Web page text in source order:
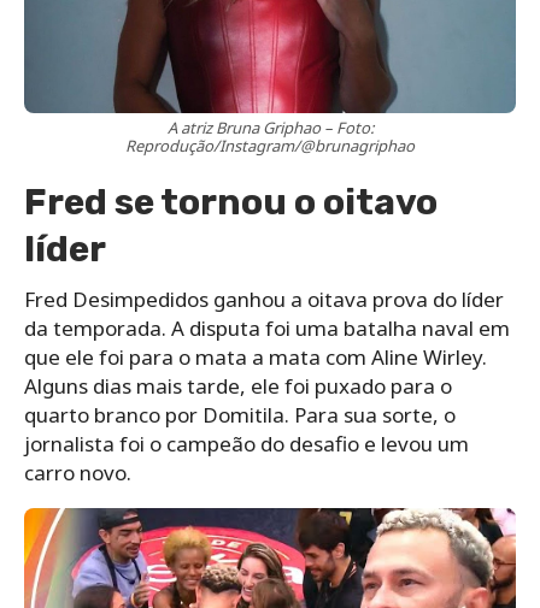
A atriz Bruna Griphao – Foto:
Reprodução/Instagram/@brunagriphao
Fred se tornou o oitavo
líder
Fred Desimpedidos ganhou a oitava prova do líder
da temporada. A disputa foi uma batalha naval em
que ele foi para o mata a mata com Aline Wirley.
Alguns dias mais tarde, ele foi puxado para o
quarto branco por Domitila. Para sua sorte, o
jornalista foi o campeão do desafio e levou um
carro novo.